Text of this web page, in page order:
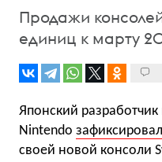
Продажи
единиц к марту
Японский
Nintendo зафиксировал
своей новой консоли